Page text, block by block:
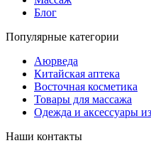
Блог
Популярные категории
Аюрведа
Китайская аптека
Восточная косметика
Товары для массажа
Одежда и аксессуары
Наши контакты